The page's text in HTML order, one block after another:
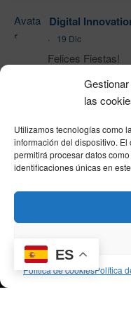
las
Utilizamos tecnologías como
información del dispositivo.
permitirá procesar datos
identificaciones únicas en
Política de cookiesPolítica
Avata
r
Digital
·
19 Dic
Felices Fiestas!
1
Política de privacidad|Aviso
ES